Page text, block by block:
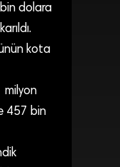
dolara
kota
milyon
457 bin